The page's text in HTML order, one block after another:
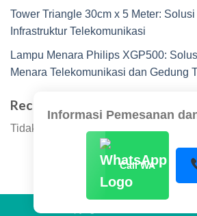
Tower Triangle 30cm x 5 Meter:
Infrastruktur Telekomunikasi
Lampu Menara Philips XGP500:
Menara Telekomunikasi dan Gedung
Recent Comments
Tidak ada komentar untuk ditampilkan.
Informasi Pemesanan
Call WA